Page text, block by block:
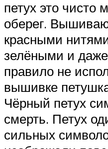
петух это чисто
оберег.
красными
зелёными и
правило не
вышивке
Чёрный петух
смерть. Петух
сильных